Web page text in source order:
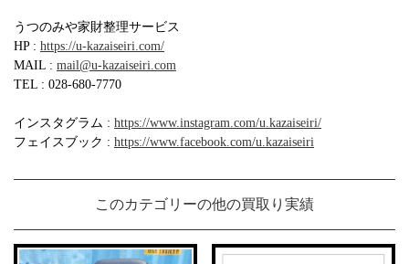
うつのみや家財整理サービス
HP : https://u-kazaiseiri.com/
MAIL : mail@u-kazaiseiri.com
TEL : 028-680-7770
インスタグラム : https://www.instagram.com/u.kazaiseiri/
フェイスブック : https://www.facebook.com/u.kazaiseiri
このカテゴリーの他の買取り実績